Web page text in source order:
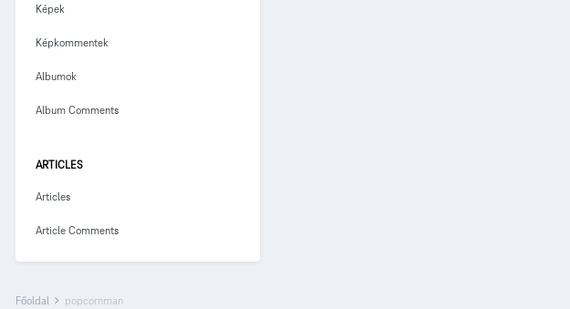
Képek
Képkommentek
Albumok
Album Comments
ARTICLES
Articles
Article Comments
Főoldal popcornman